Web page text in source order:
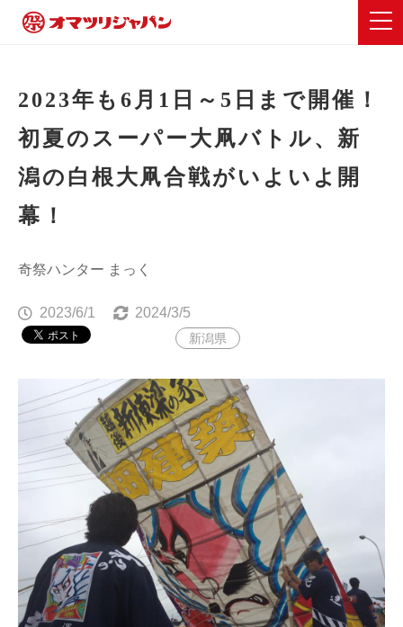
2023年も6月1日～5日まで開催！
初夏のスーパー大凧バトル、新
潟の白根大凧合戦がいよいよ開
幕！
奇祭ハンター まっく
2023/6/1 2024/3/5
新潟県